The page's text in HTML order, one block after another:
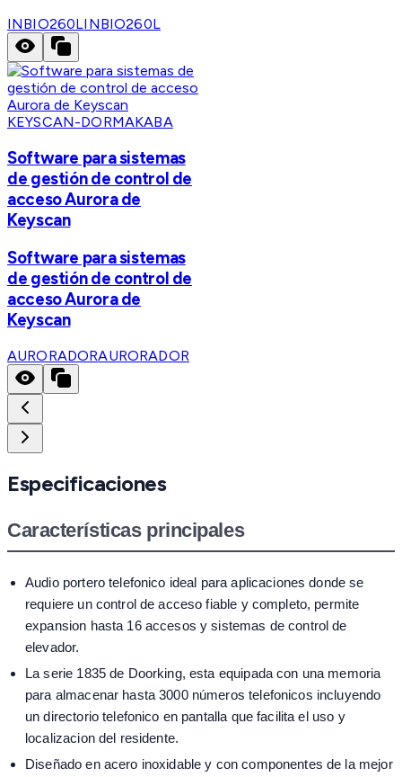
INBIO260LINBIO260L
KEYSCAN-DORMAKABA
Software para sistemas
de gestión de control de
acceso Aurora de
Keyscan
Software para sistemas
de gestión de control de
acceso Aurora de
Keyscan
AURORADORAURORADOR
Especificaciones
Características principales
Audio portero telefonico ideal para aplicaciones donde se
requiere un control de acceso fiable y completo, permite
expansion hasta 16 accesos y sistemas de control de
elevador.
La serie 1835 de Doorking, esta equipada con una memoria
para almacenar hasta 3000 números telefonicos incluyendo
un directorio telefonico en pantalla que facilita el uso y
localizacion del residente.
Diseñado en acero inoxidable y con componentes de la mejor